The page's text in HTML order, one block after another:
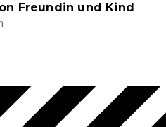
Freundin und Kind